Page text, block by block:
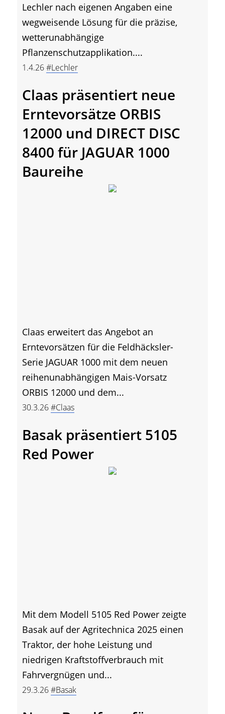
Lechler nach eigenen Angaben eine
wegweisende Lösung für die präzise,
wetterunabhängige
Pflanzenschutzapplikation....
1.4.26#Lechler
Claas präsentiert neue
Erntevorsätze ORBIS
12000 und DIRECT DISC
8400 für JAGUAR 1000
Baureihe
Claas erweitert das Angebot an
Erntevorsätzen für die Feldhäcksler-
Serie JAGUAR 1000 mit dem neuen
reihenunabhängigen Mais-Vorsatz
ORBIS 12000 und dem...
30.3.26#Claas
Basak präsentiert 5105
Red Power
Mit dem Modell 5105 Red Power zeigte
Basak auf der Agritechnica 2025 einen
Traktor, der hohe Leistung und
niedrigen Kraftstoffverbrauch mit
Fahrvergnügen und...
29.3.26#Basak